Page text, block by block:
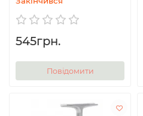
545грн.
Повідомити